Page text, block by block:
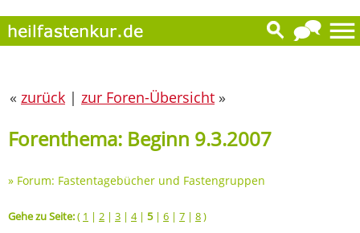
« zurück | zur Foren-Übersicht »
Forenthema: Beginn 9.3.2007
» Forum: Fastentagebücher und Fastengruppen
Gehe zu Seite:( 1 | 2 | 3 | 4| 5| 6 | 7 | 8)